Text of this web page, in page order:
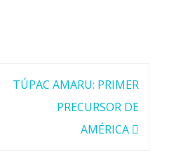
TÚPAC AMARU: PRIMER
PRECURSOR DE
AMÉRICA